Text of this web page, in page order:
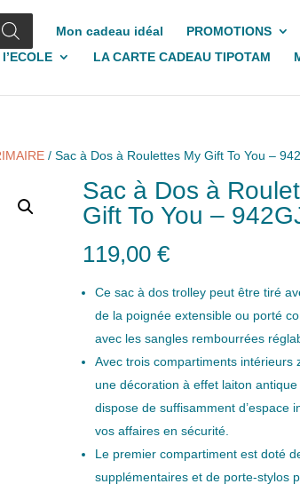
Mon cadeau idéal PROMOTIONS
LA CARTE CADEAU TIPOTAM
/ Sac à Dos à Roulettes My Gift To You –
Sac à Dos à
Gift To You –
119,00€
Ce sac à dos trolley peut être tiré
de la poignée extensible ou porté
avec les sangles rembourrées
Avec trois compartiments intérieurs
une décoration à effet laiton
dispose de suffisamment d’espace
vos affaires en sécurité.
Le premier compartiment est doté
supplémentaires et de porte-stylos